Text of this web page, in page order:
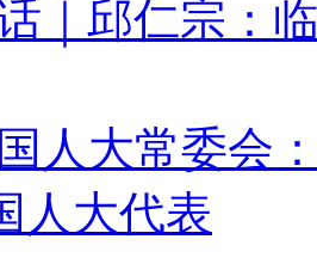
｜邱仁宗：
人大常委会
人大代表